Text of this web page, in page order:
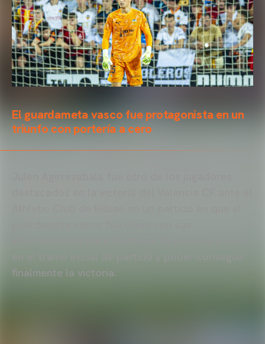
El guardameta vasco fue protagonista en un
triunfo con portería a cero
finalmente la victoria.